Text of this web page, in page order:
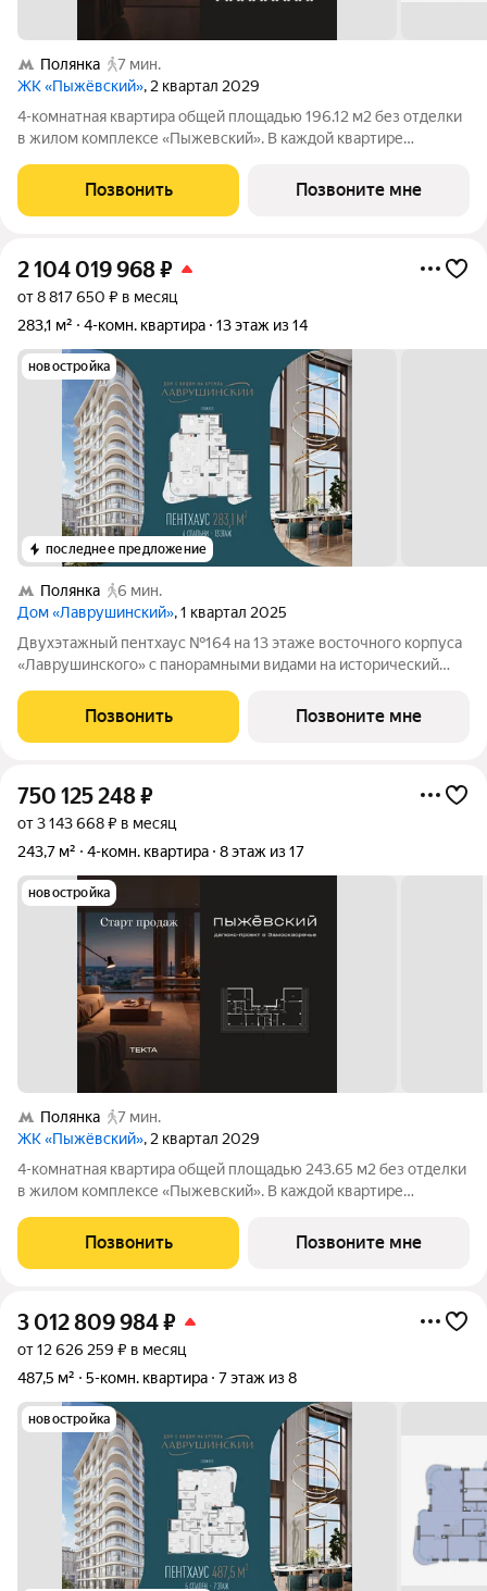
Полянка
7 мин.
ЖК «Пыжёвский», 2 квартал 2029
4-комнатная квартира общей площадью 196.12 м2 без отделки
в жилом комплексе «Пыжевский». В каждой квартире
остекление формирует визуальную связь с городом вид на
Кремль, Храм Христа Спасителя и
Позвонить Позвоните мне
2 104 019 968₽
от 8 817 650 ₽ в месяц
283,1 м²
4-комн. квартира 13 этаж из 14
новостройка
последнее предложение
Полянка
6 мин.
Дом «Лаврушинский», 1 квартал 2025
Двухэтажный пентхаус №164 на 13 этаже восточного корпуса
«Лаврушинского» с панорамными видами на исторический
отдельных гардеробных и ванных комнат. кухня-гостиная с
дровяным камином и вторым
Позвонить Позвоните мне
750 125 248₽
от 3 143 668 ₽ в месяц
243,7 м²
4-комн. квартира 8 этаж из 17
новостройка
Полянка
7 мин.
ЖК «Пыжёвский», 2 квартал 2029
4-комнатная квартира общей площадью 243.65 м2 без отделки
в жилом комплексе «Пыжевский». В каждой квартире
остекление формирует визуальную связь с городом вид на
Кремль, Храм Христа Спасителя и
Позвонить Позвоните мне
3 012 809 984₽
от 12 626 259 ₽ в месяц
487,5 м²
5-комн. квартира 7 этаж из 8
новостройка